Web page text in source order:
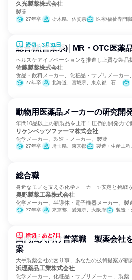
久光製薬株式会社
製薬
27年卒 栃木県、佐賀県 医療/福祉専門職
締切：3月31日
総合職(営業系)│MR・OTC医薬
ヘルスケアイノベーションを推進し上質な製品
佐藤製薬株式会社
食品・飲料メーカー、化粧品・サプリメーカー
27年卒 北海道、宮城県、東京都、石川県、愛知県、大阪府、広島県、福岡県、沖縄県
動物用医薬品メーカーの研究開
年間10品以上の新製品を上市！圧倒的開発力で
リケンベッツファーマ株式会社
化学メーカー、製造・メーカー、製薬
27年卒 埼玉県、東京都 製造・生産工程
総合職
身近なモノを支える化学メーカー✨安定と挑戦
奥野製薬工業株式会社
化学メーカー、半導体・電子機器メーカー、製
27年卒 東京都、愛知県、大阪府 製造・生産工程、バックオ
締切：あと7日
国内法人向け営業職 製薬会社
案
大手製薬会社の困り事、あなたの技術提案が新
浜理薬品工業株式会社
化学メーカー、化粧品・サプリメーカー、製薬